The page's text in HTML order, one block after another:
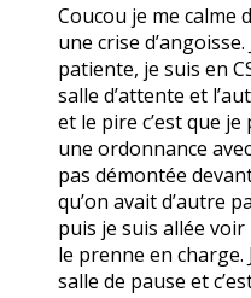
Coucou je me calme
une crise
patiente, je suis en
salle d’attente et
et le pire c’est que je
une ordonnance
pas démontée
qu’on avait d’autre
puis je suis allée
le prenne en charge.
salle de pause et